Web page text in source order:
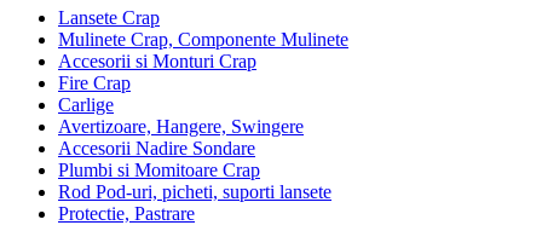
Lansete Crap
Mulinete Crap, Componente Mulinete
Accesorii si Monturi Crap
Fire Crap
Carlige
Avertizoare, Hangere, Swingere
Accesorii Nadire Sondare
Plumbi si Momitoare Crap
Rod Pod-uri, picheti, suporti lansete
Protectie, Pastrare